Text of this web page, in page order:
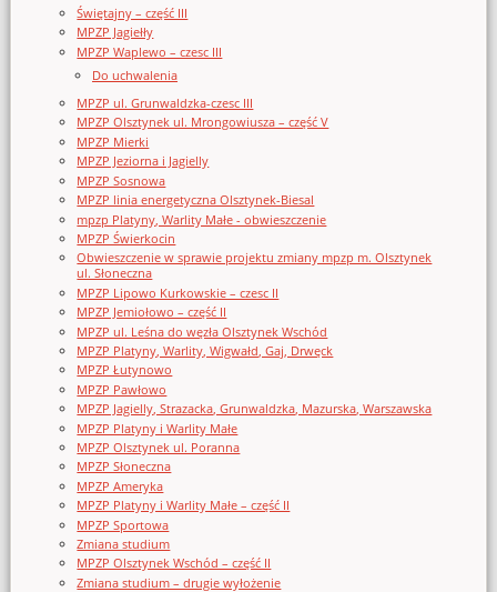
Świętajny – część III
MPZP Jagiełły
MPZP Waplewo – czesc III
Do uchwalenia
MPZP ul. Grunwaldzka-czesc III
MPZP Olsztynek ul. Mrongowiusza – część V
MPZP Mierki
MPZP Jeziorna i Jagielly
MPZP Sosnowa
MPZP linia energetyczna Olsztynek-Biesal
mpzp Platyny, Warlity Małe - obwieszczenie
MPZP Świerkocin
Obwieszczenie w sprawie projektu zmiany mpzp m. Olsztynek
ul. Słoneczna
MPZP Lipowo Kurkowskie – czesc II
MPZP Jemiołowo – część II
MPZP ul. Leśna do węzła Olsztynek Wschód
MPZP Platyny, Warlity, Wigwałd, Gaj, Drwęck
MPZP Łutynowo
MPZP Pawłowo
MPZP Jagielly, Strazacka, Grunwaldzka, Mazurska, Warszawska
MPZP Platyny i Warlity Małe
MPZP Olsztynek ul. Poranna
MPZP Słoneczna
MPZP Ameryka
MPZP Platyny i Warlity Małe – część II
MPZP Sportowa
Zmiana studium
MPZP Olsztynek Wschód – część II
Zmiana studium – drugie wyłożenie